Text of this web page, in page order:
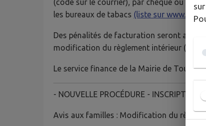
(code sur le courrier), par chèque ou
les bureaux de tabacs (liste sur
Des pénalités de facturation seront
modification du règlement intérieur
Le service finance de la Mairie de Tourves
- NOUVELLE PROCÉDURE -
Avis aux familles : Modification du